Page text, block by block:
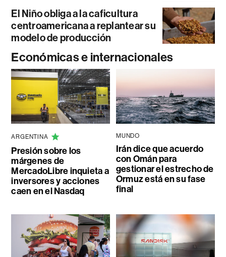
El Niño obliga a la caficultura
centroamericana a replantear su
modelo de producción
Económicas e internacionales
ARGENTINA
Presión sobre los
márgenes de
MercadoLibre inquieta a
inversores y acciones
caen en el Nasdaq
MUNDO
Irán dice que acuerdo
con Omán para
gestionar el estrecho de
Ormuz está en su fase
final